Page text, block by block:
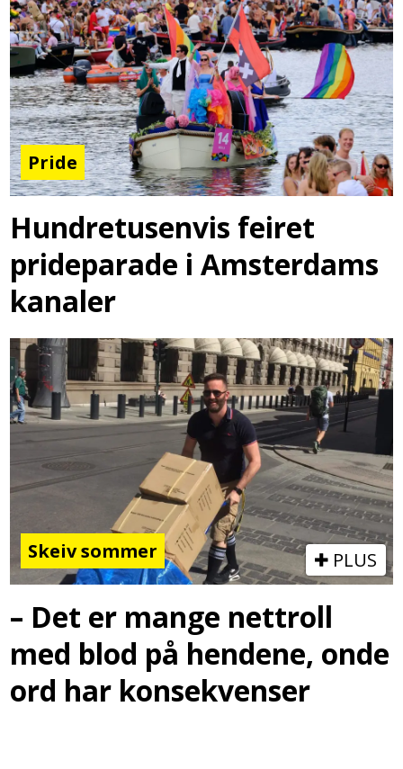
Pride
Hundretusenvis feiret
prideparade i Amsterdams
kanaler
Skeiv sommer PLUS
– Det er mange nettroll
med blod på hendene, onde
ord har konsekvenser